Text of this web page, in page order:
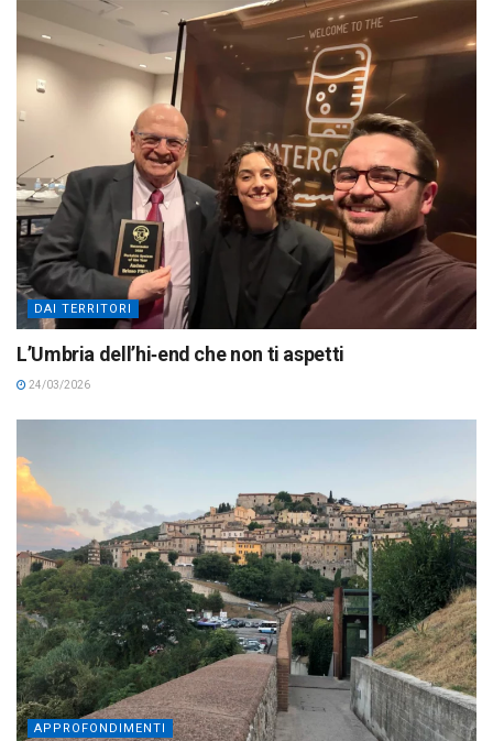
DAI TERRITORI
L’Umbria dell’hi‑end che non ti aspetti
24/03/2026
APPROFONDIMENTI